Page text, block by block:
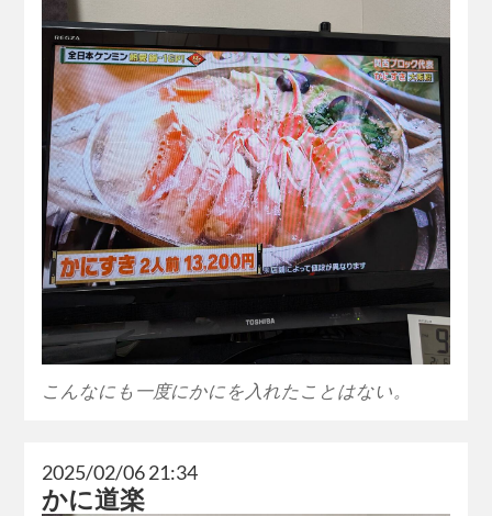
こんなにも一度にかにを入れたことはない。
2025/02/06 21:34
かに道楽